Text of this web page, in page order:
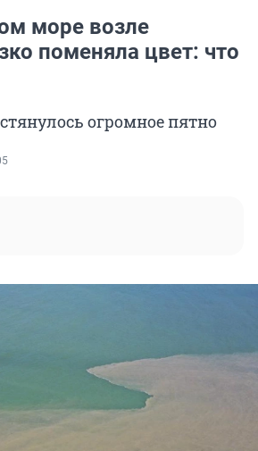
море возле
поменяла цвет: что
огромное пятно